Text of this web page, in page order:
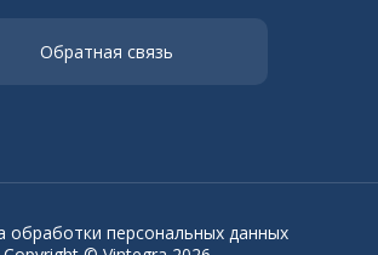
Обратная связь
обработки персональных данных